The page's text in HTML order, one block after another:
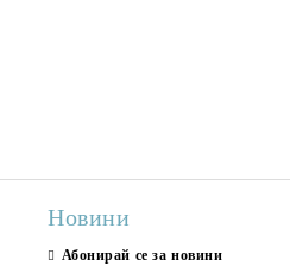
Гранитогрес LESY GREY
СТЕННИ ПЛОЧКИ
Новини
Абонирай се за новини